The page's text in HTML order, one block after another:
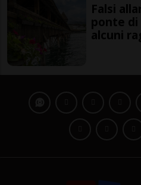
Falsi
ponte di
alcuni